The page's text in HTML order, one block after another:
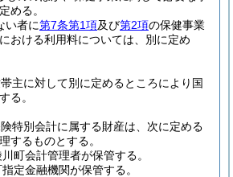
める。
い者に第7条第1項及び第2項の保健事業
おける利用料については、別に定め
主に対して別に定めるところにより国
る。
特別会計に属する財産は、次に定める
するものとする。
町会計管理者が保管する。
定金融機関が保管する。